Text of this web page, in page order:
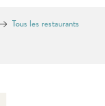
Tous les restaurants